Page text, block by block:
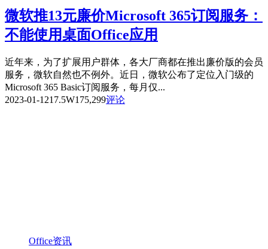
微软推13元廉价Microsoft 365订阅服务：
不能使用桌面Office应用
近年来，为了扩展用户群体，各大厂商都在推出廉价版的会员
服务，微软自然也不例外。近日，微软公布了定位入门级的
Microsoft 365 Basic订阅服务，每月仅...
2023-01-1217.5W175,299评论
Office资讯